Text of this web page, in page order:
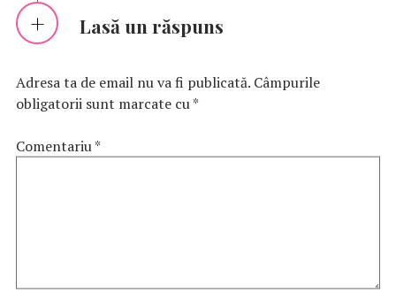
Lasă un răspuns
Adresa ta de email nu va fi publicată. Câmpurile
obligatorii sunt marcate cu*
Comentariu*